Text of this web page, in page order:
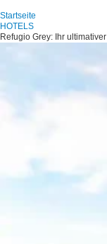
Startseite
HOTELS
Refugio Grey: Ihr